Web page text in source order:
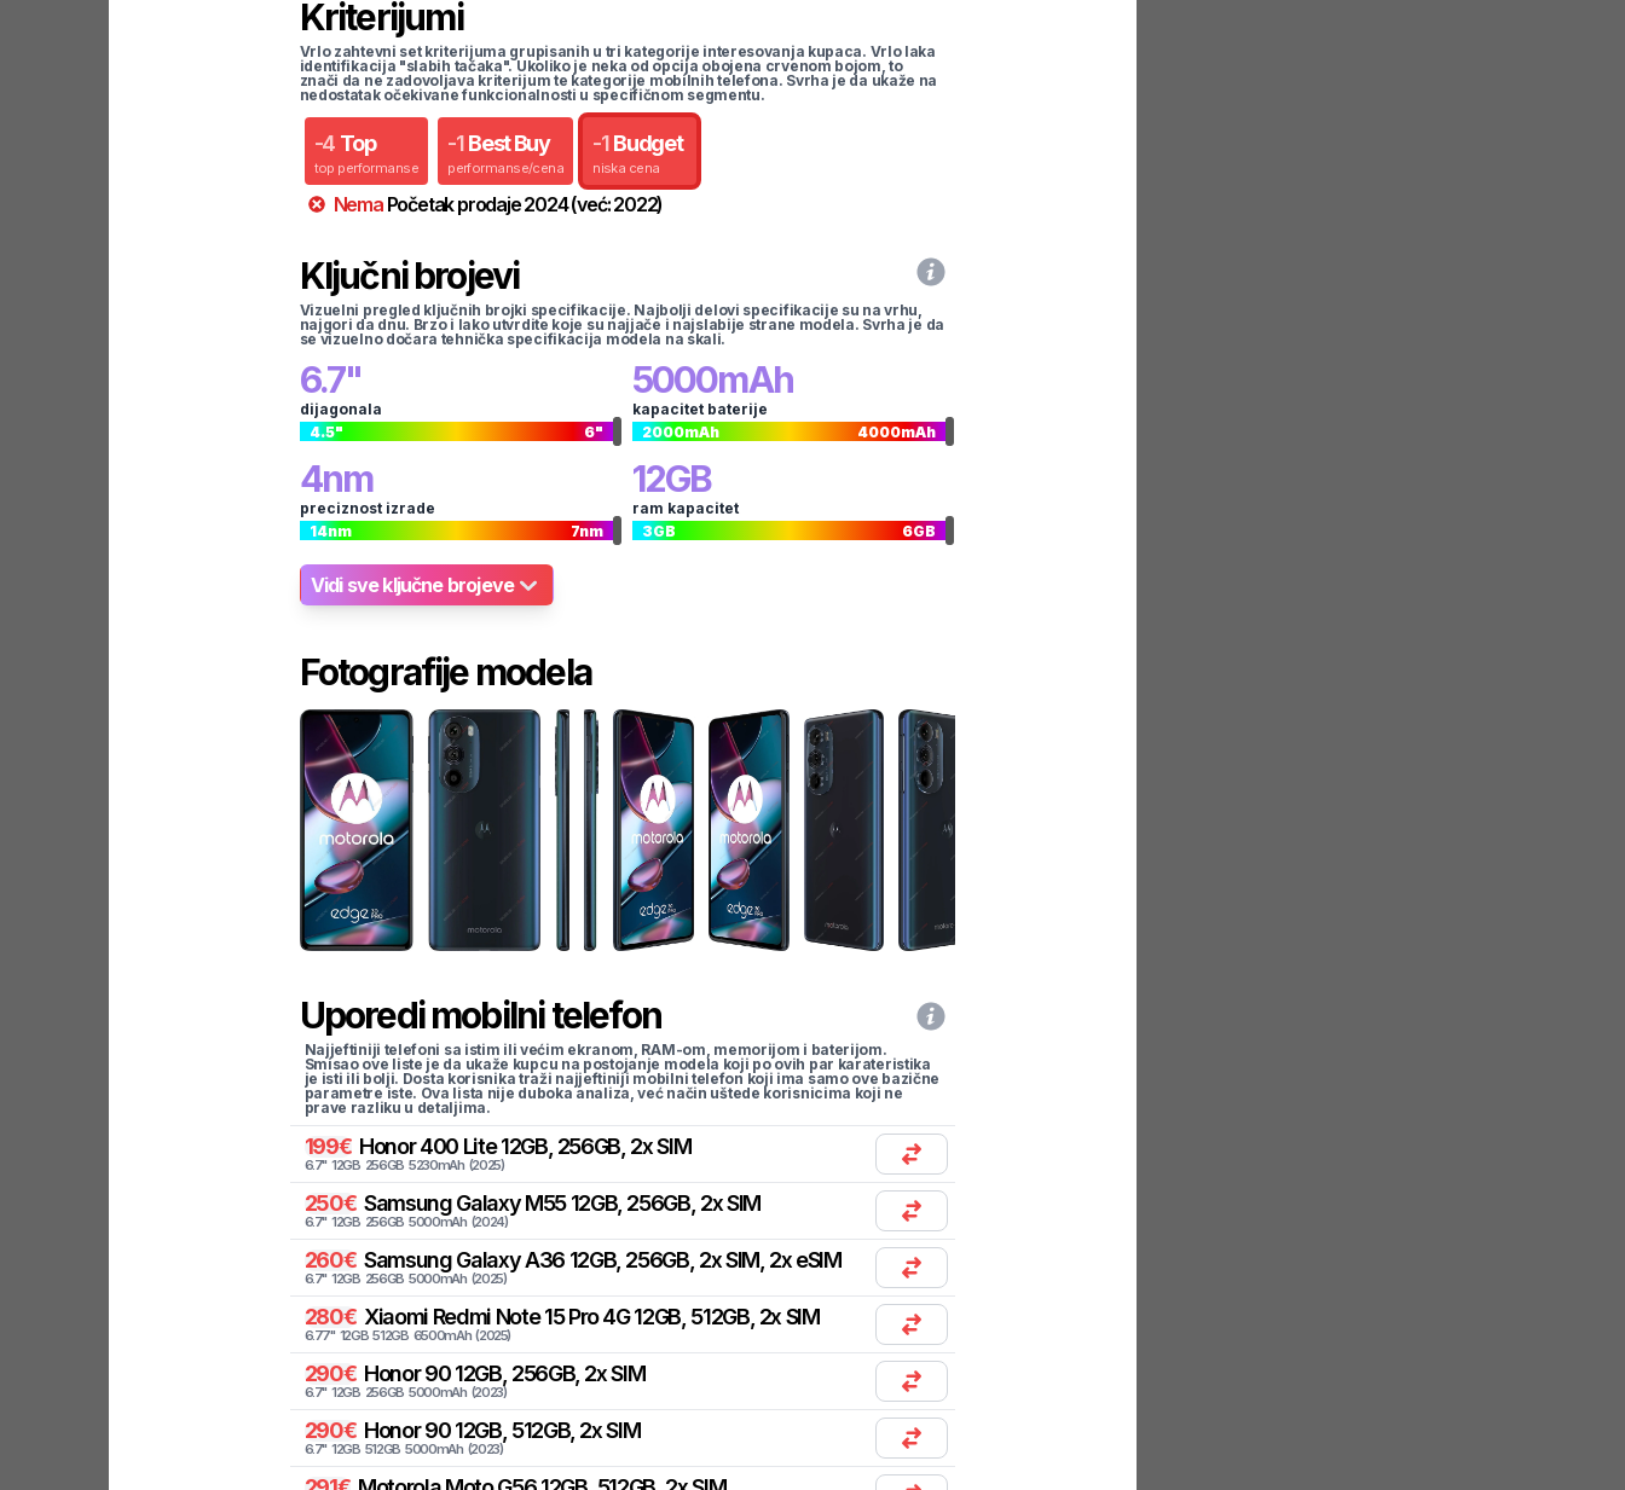
Kriterijumi
Vrlo zahtevni set kriterijuma grupisanih u tri kategorije interesovanja kupaca. Vrlo laka
identifikacija "slabih tačaka". Ukoliko je neka od opcija obojena crvenom bojom, to
znači da ne zadovoljava kriterijum te kategorije mobilnih telefona. Svrha je da ukaže na
nedostatak očekivane funkcionalnosti u specifičnom segmentu.
-4 Top
top performanse
-1 Best Buy
performanse/cena
-1 Budget
niska cena
Nema Početak prodaje2024(već:2022)
Ključni brojevi
Vizuelni pregled ključnih brojki specifikacije. Najbolji delovi specifikacije su na vrhu,
najgori da dnu. Brzo i lako utvrdite koje su najjače i najslabije strane modela. Svrha je da
se vizuelno dočara tehnička specifikacija modela na skali.
6.7"
dijagonala
4.5" 6"
5000mAh
kapacitet baterije
2000mAh 4000mAh
4nm
preciznost izrade
14nm 7nm
12GB
ram kapacitet
3GB 6GB
Vidi sve ključne brojeve
Fotografije modela
Uporedi mobilni telefon
Najjeftiniji telefoni sa istim ili većim ekranom, RAM-om, memorijom i baterijom.
Smisao ove liste je da ukaže kupcu na postojanje modela koji po ovih par karateristika
je isti ili bolji. Dosta korisnika traži najjeftiniji mobilni telefon koji ima samo ove bazične
parametre iste. Ova lista nije duboka analiza, već način uštede korisnicima koji ne
prave razliku u detaljima.
199€ Honor 400 Lite 12GB, 256GB, 2x SIM
6.7" 12GB 256GB 5230mAh (2025)
250€ Samsung Galaxy M55 12GB, 256GB, 2x SIM
6.7" 12GB 256GB 5000mAh (2024)
260€ Samsung Galaxy A36 12GB, 256GB, 2x SIM, 2x eSIM
6.7" 12GB 256GB 5000mAh (2025)
280€ Xiaomi Redmi Note 15 Pro 4G 12GB, 512GB, 2x SIM
6.77" 12GB 512GB 6500mAh (2025)
290€ Honor 90 12GB, 256GB, 2x SIM
6.7" 12GB 256GB 5000mAh (2023)
290€ Honor 90 12GB, 512GB, 2x SIM
6.7" 12GB 512GB 5000mAh (2023)